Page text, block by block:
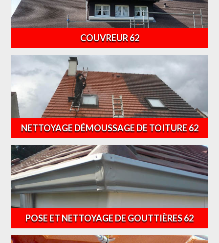
COUVREUR 62
NETTOYAGE DÉMOUSSAGE DE TOITURE 62
POSE ET NETTOYAGE DE GOUTTIÈRES 62